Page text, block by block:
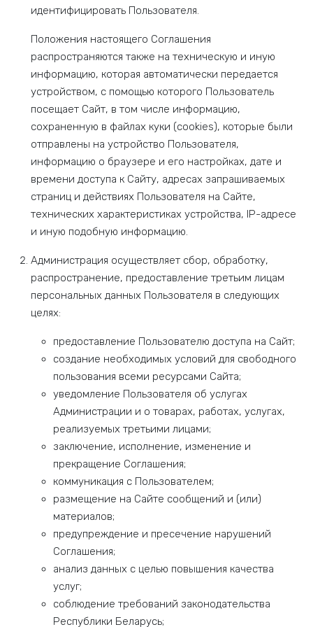
идентифицировать Пользователя.
Положения настоящего Соглашения
распространяются также на техническую и иную
информацию, которая автоматически передается
устройством, с помощью которого Пользователь
посещает Сайт, в том числе информацию,
сохраненную в файлах куки (cookies), которые были
отправлены на устройство Пользователя,
информацию о браузере и его настройках, дате и
времени доступа к Сайту, адресах запрашиваемых
страниц и действиях Пользователя на Сайте,
технических характеристиках устройства, IP-адресе
и иную подобную информацию.
Администрация осуществляет сбор, обработку,
распространение, предоставление третьим лицам
персональных данных Пользователя в следующих
целях:
предоставление Пользователю доступа на Сайт;
создание необходимых условий для свободного
пользования всеми ресурсами Сайта;
уведомление Пользователя об услугах
Администрации и о товарах, работах, услугах,
реализуемых третьими лицами;
заключение, исполнение, изменение и
прекращение Соглашения;
коммуникация с Пользователем;
размещение на Сайте сообщений и (или)
материалов;
предупреждение и пресечение нарушений
Соглашения;
анализ данных с целью повышения качества
услуг;
соблюдение требований законодательства
Республики Беларусь;